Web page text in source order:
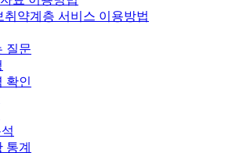
취약계층 서비스 이용방법
질문
확인
통계